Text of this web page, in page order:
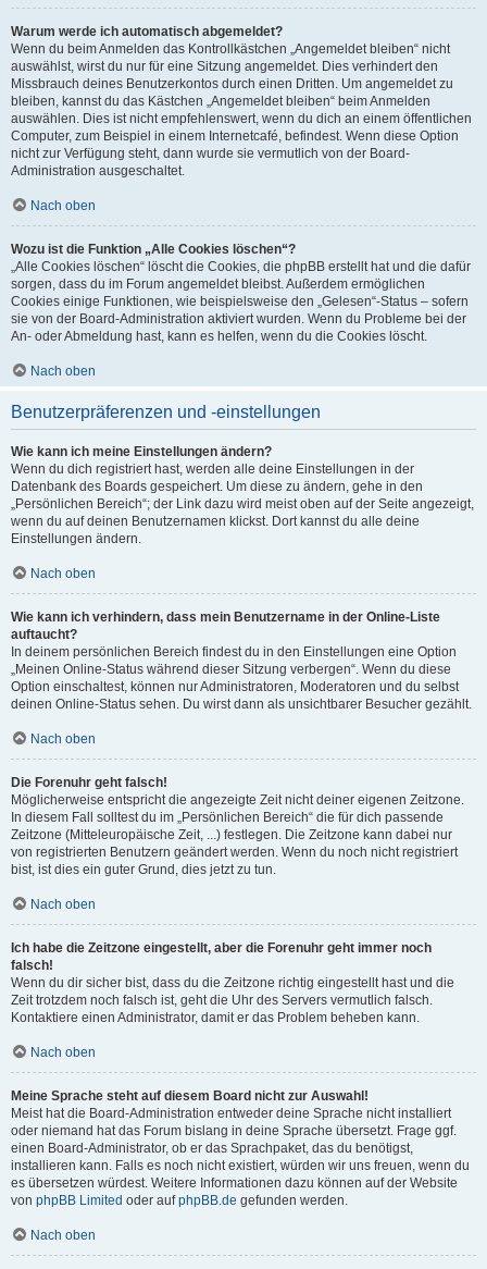
Warum werde ich automatisch abgemeldet?
Wenn du beim Anmelden das Kontrollkästchen „Angemeldet bleiben“ nicht
auswählst, wirst du nur für eine Sitzung angemeldet. Dies verhindert den
Missbrauch deines Benutzerkontos durch einen Dritten. Um angemeldet zu
bleiben, kannst du das Kästchen „Angemeldet bleiben“ beim Anmelden
auswählen. Dies ist nicht empfehlenswert, wenn du dich an einem öffentlichen
Computer, zum Beispiel in einem Internetcafé, befindest. Wenn diese Option
nicht zur Verfügung steht, dann wurde sie vermutlich von der Board-
Administration ausgeschaltet.
Nach oben
Wozu ist die Funktion „Alle Cookies löschen“?
„Alle Cookies löschen“ löscht die Cookies, die phpBB erstellt hat und die dafür
sorgen, dass du im Forum angemeldet bleibst. Außerdem ermöglichen
Cookies einige Funktionen, wie beispielsweise den „Gelesen“-Status – sofern
sie von der Board-Administration aktiviert wurden. Wenn du Probleme bei der
An- oder Abmeldung hast, kann es helfen, wenn du die Cookies löscht.
Nach oben
Benutzerpräferenzen und -einstellungen
Wie kann ich meine Einstellungen ändern?
Wenn du dich registriert hast, werden alle deine Einstellungen in der
Datenbank des Boards gespeichert. Um diese zu ändern, gehe in den
„Persönlichen Bereich“; der Link dazu wird meist oben auf der Seite angezeigt,
wenn du auf deinen Benutzernamen klickst. Dort kannst du alle deine
Einstellungen ändern.
Nach oben
Wie kann ich verhindern, dass mein Benutzername in der Online-Liste
auftaucht?
In deinem persönlichen Bereich findest du in den Einstellungen eine Option
„Meinen Online-Status während dieser Sitzung verbergen“. Wenn du diese
Option einschaltest, können nur Administratoren, Moderatoren und du selbst
deinen Online-Status sehen. Du wirst dann als unsichtbarer Besucher gezählt.
Nach oben
Die Forenuhr geht falsch!
Möglicherweise entspricht die angezeigte Zeit nicht deiner eigenen Zeitzone.
In diesem Fall solltest du im „Persönlichen Bereich“ die für dich passende
Zeitzone (Mitteleuropäische Zeit, ...) festlegen. Die Zeitzone kann dabei nur
von registrierten Benutzern geändert werden. Wenn du noch nicht registriert
bist, ist dies ein guter Grund, dies jetzt zu tun.
Nach oben
Ich habe die Zeitzone eingestellt, aber die Forenuhr geht immer noch
falsch!
Wenn du dir sicher bist, dass du die Zeitzone richtig eingestellt hast und die
Zeit trotzdem noch falsch ist, geht die Uhr des Servers vermutlich falsch.
Kontaktiere einen Administrator, damit er das Problem beheben kann.
Nach oben
Meine Sprache steht auf diesem Board nicht zur Auswahl!
Meist hat die Board-Administration entweder deine Sprache nicht installiert
oder niemand hat das Forum bislang in deine Sprache übersetzt. Frage ggf.
einen Board-Administrator, ob er das Sprachpaket, das du benötigst,
installieren kann. Falls es noch nicht existiert, würden wir uns freuen, wenn du
es übersetzen würdest. Weitere Informationen dazu können auf der Website
von phpBB Limited oder aufphpBB.de gefunden werden.
Nach oben